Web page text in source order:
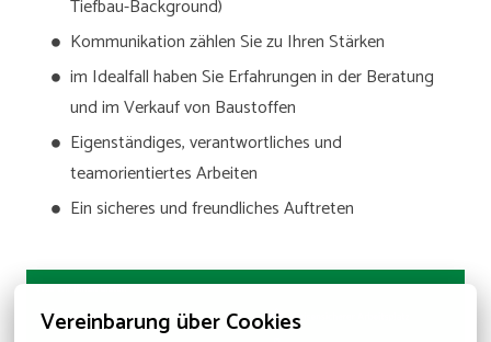
Vereinbarung über Cookies
Tiefbau-Background)
Kommunikation zählen Sie zu Ihren Stärken
im Idealfall haben Sie Erfahrungen in der Beratung
und im Verkauf von Baustoffen
Eigenständiges, verantwortliches und
teamorientiertes Arbeiten
Ein sicheres und freundliches Auftreten